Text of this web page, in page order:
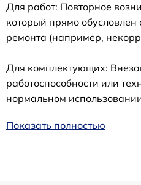
Для работ: Повторное
который прямо обусловлен
ремонта (например,
Для комплектующих:
работоспособности или
нормальном
Показать полностью